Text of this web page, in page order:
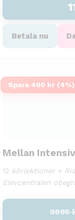
Betala nu
Spara 400 kr (4%)
Mellan
12 körlektioner +
Elevcentralen
9895